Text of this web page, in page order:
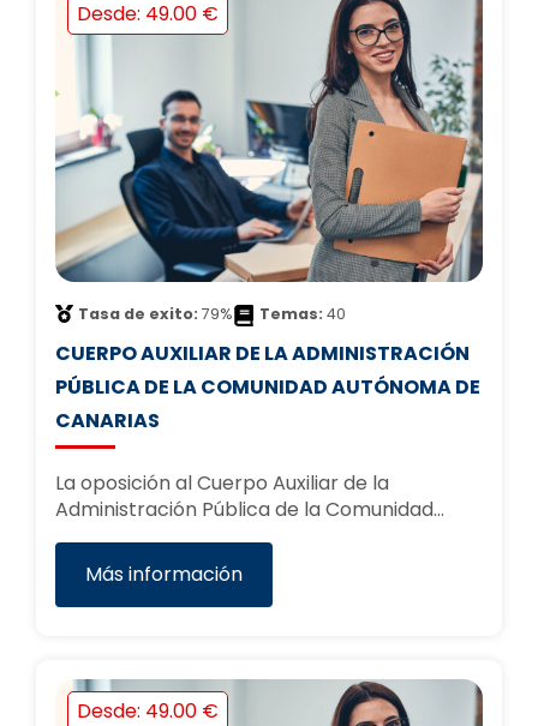
Desde: 49.00 €
Tasa de exito: 79% Temas: 40
CUERPO AUXILIAR DE LA ADMINISTRACIÓN
PÚBLICA DE LA COMUNIDAD AUTÓNOMA DE
CANARIAS
La oposición al Cuerpo Auxiliar de la
Administración Pública de la Comunidad…
Más información
Desde: 49.00 €